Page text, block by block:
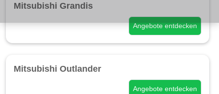
Mitsubishi Grandis
Angebote entdecken
Mitsubishi Outlander
Angebote entdecken